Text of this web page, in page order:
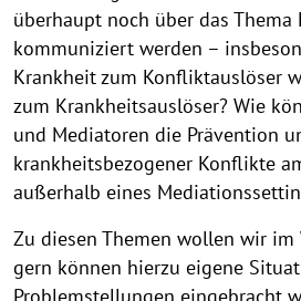
überhaupt noch über das Thema
kommuniziert werden –
Krankheit zum Konfliktauslöser
zum Krankheitsauslöser? Wie
und Mediatoren die Prävention
krankheitsbezogener Konflikte
außerhalb eines
Zu diesen Themen wollen wir im
gern können hierzu eigene
Problemstellungen eingebracht